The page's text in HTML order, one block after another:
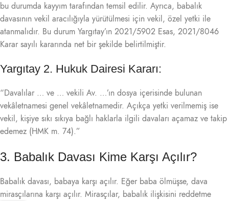
bu durumda kayyım tarafından temsil edilir. Ayrıca, babalık
davasının vekil aracılığıyla yürütülmesi için vekil, özel yetki ile
atanmalıdır. Bu durum Yargıtay’ın 2021/5902 Esas, 2021/8046
Karar sayılı kararında net bir şekilde belirtilmiştir.
Yargıtay 2. Hukuk Dairesi Kararı:
“Davalılar … ve … vekili Av. …’ın dosya içerisinde bulunan
vekâletnamesi genel vekâletnamedir. Açıkça yetki verilmemiş ise
vekil, kişiye sıkı sıkıya bağlı haklarla ilgili davaları açamaz ve takip
edemez (HMK m. 74).”
3. Babalık Davası Kime Karşı Açılır?
Babalık davası, babaya karşı açılır. Eğer baba ölmüşse, dava
mirasçılarına karşı açılır. Mirasçılar, babalık ilişkisini reddetme